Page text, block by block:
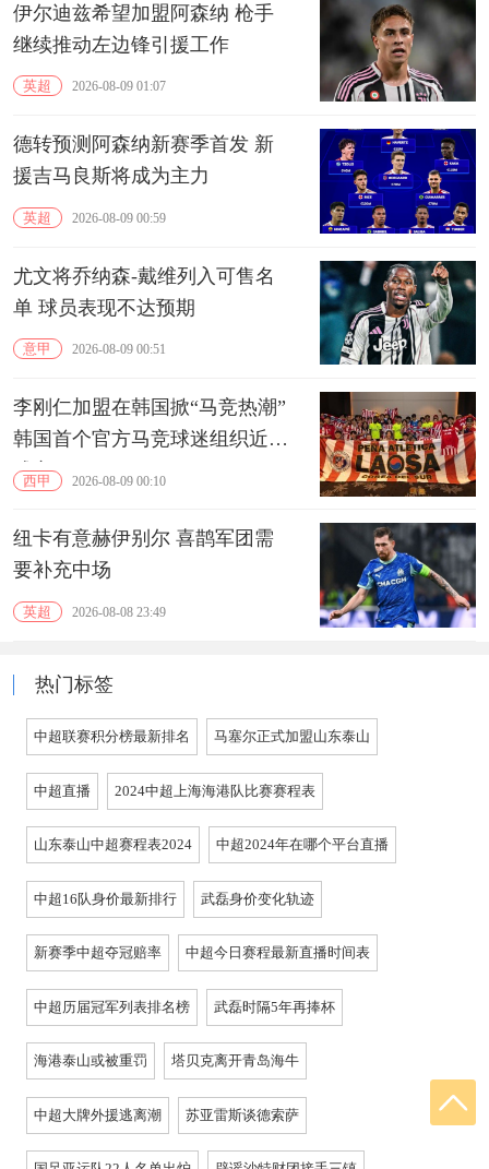
伊尔迪兹希望加盟阿森纳 枪手
继续推动左边锋引援工作
英超 2026-08-09 01:07
德转预测阿森纳新赛季首发 新
援吉马良斯将成为主力
英超 2026-08-09 00:59
尤文将乔纳森-戴维列入可售名
单 球员表现不达预期
意甲 2026-08-09 00:51
李刚仁加盟在韩国掀“马竞热潮”
韩国首个官方马竞球迷组织近期
成立
西甲 2026-08-09 00:10
纽卡有意赫伊别尔 喜鹊军团需
要补充中场
英超 2026-08-08 23:49
热门标签
中超联赛积分榜最新排名 马塞尔正式加盟山东泰山
中超直播 2024中超上海海港队比赛赛程表
山东泰山中超赛程表2024 中超2024年在哪个平台直播
中超16队身价最新排行 武磊身价变化轨迹
新赛季中超夺冠赔率 中超今日赛程最新直播时间表
中超历届冠军列表排名榜 武磊时隔5年再捧杯
海港泰山或被重罚 塔贝克离开青岛海牛
中超大牌外援逃离潮 苏亚雷斯谈德索萨